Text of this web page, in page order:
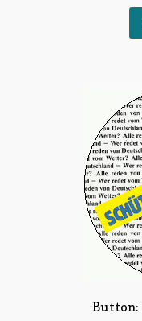
Button: